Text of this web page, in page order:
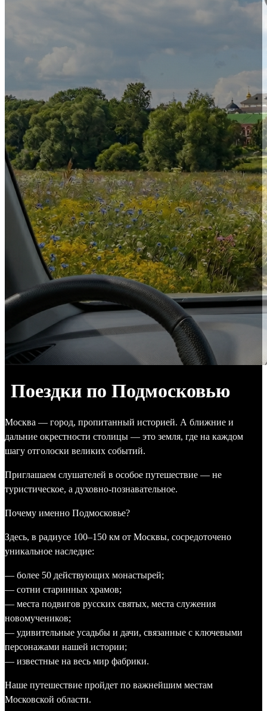
Поездки по Подмосковью
Москва — город, пропитанный историей. А ближние и
дальние окрестности столицы — это земля, где на каждом
шагу отголоски великих событий.
Приглашаем слушателей в особое путешествие — не
туристическое, а духовно-познавательное.
Почему именно Подмосковье?
Здесь, в радиусе 100–150 км от Москвы, сосредоточено
уникальное наследие:
— более 50 действующих монастырей;
— сотни старинных храмов;
— места подвигов русских святых, места служения
новомучеников;
— удивительные усадьбы и дачи, связанные с ключевыми
персонажами нашей истории;
— известные на весь мир фабрики.
Наше путешествие пройдет по важнейшим местам
Московской области.